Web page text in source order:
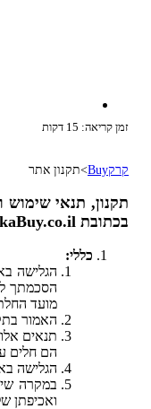
זמן קריאה: 15 דקות
קרקBuy >תקנון אתר
בכתובת www.KarkaBuy.co.il ("האתר"). אתר קרקBUY…
כללי:
הגלישה
הסכמתך
מועד
האמור
תנאים
הם חלים
הגלישה באתר
במקרה
ואכיפתן